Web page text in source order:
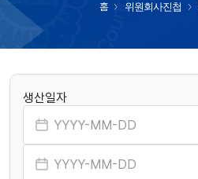
홈 위원회사진첩
생산일자